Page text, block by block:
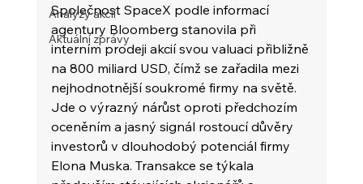
Analýzy akcií
Aktuální zprávy
Společnost SpaceX podle informací
agentury Bloomberg stanovila při
interním prodeji akcií svou valuaci přibližně
na 800 miliard USD, čímž se zařadila mezi
nejhodnotnější soukromé firmy na světě.
Jde o výrazný nárůst oproti předchozím
oceněním a jasný signál rostoucí důvěry
investorů v dlouhodobý potenciál firmy
Elona Muska. Transakce se týkala